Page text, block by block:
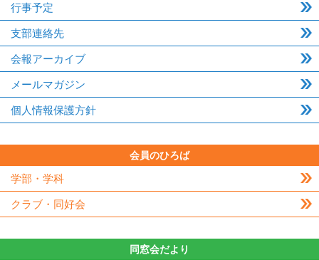
行事予定
支部連絡先
会報アーカイブ
メールマガジン
個人情報保護方針
会員のひろば
学部・学科
クラブ・同好会
同窓会だより